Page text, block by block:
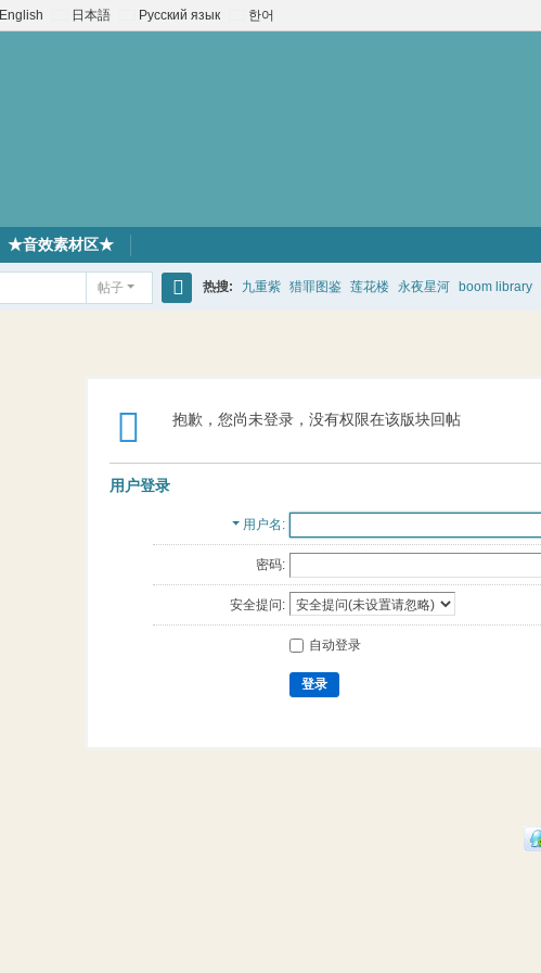
English 日本語 Русский язык 한어
★音效素材区★
帖子 热搜: 九重紫 猎罪图鉴 莲花楼 永夜星河 boom library
抱歉，您尚未登录，没有权限在该版块回帖
用户登录
用户名
密码:
安全提问:
自动登录
登录